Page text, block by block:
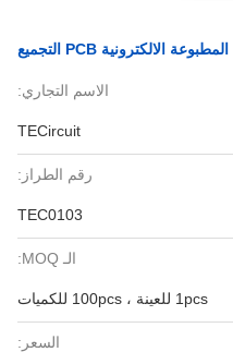
الاسم التجاري:
TECircuit
رقم الطراز:
TEC0103
الـ MOQ:
1pcs للعينة ، 100pcs للكميات
السعر: